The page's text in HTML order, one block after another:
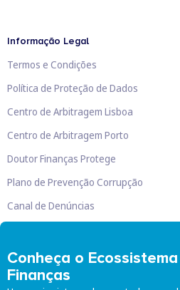
Conheça o
Finanças
Informação Legal
Termos e Condições
Política de Proteção de Dados
Centro de Arbitragem Lisboa
Centro de Arbitragem Porto
Doutor Finanças Protege
Plano de Prevenção Corrupção
Canal de Denúncias